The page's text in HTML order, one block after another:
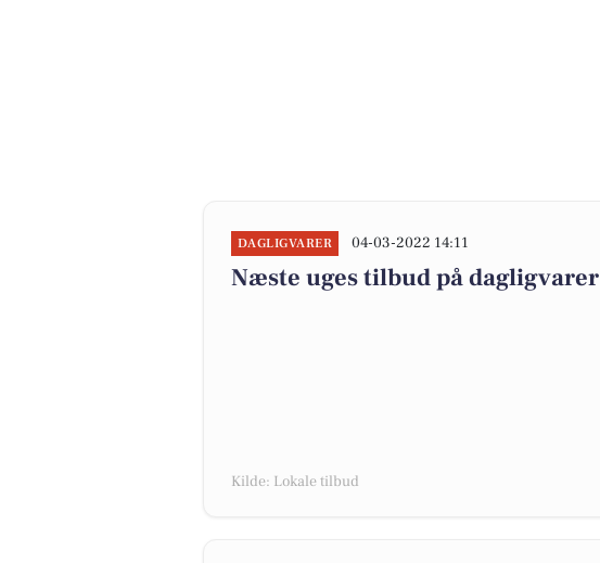
DAGLIGVARER 04-03-2022 14:11
Næste uges tilbud på dagligvarer
Kilde: Lokale tilbud